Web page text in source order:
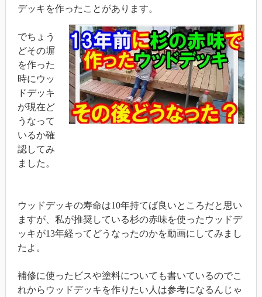
デッキを作ったことがあります。
でちょう
どその塀
を作った
時にウッ
ドデッキ
が現在ど
うなって
いるか確
認してみ
ました。
ウッドデッキの寿命は10年持てば良いところだと思い
ますが、私が推奨している杉の赤味を使ったウッドデ
ッキが13年経ってどうなったのかを動画にしてみまし
たよ。
補修に使ったビスや塗料についても書いているのでこ
れからウッドデッキを作りたい人は参考になるんじゃ